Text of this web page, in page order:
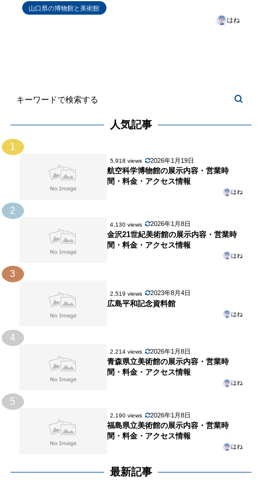
山口県の博物館と美術館
はね
人気記事
1
5,918 views 2026年1月19日
航空科学博物館の展示内容・営業時
間・料金・アクセス情報
はね
2
4,130 views 2026年1月8日
金沢21世紀美術館の展示内容・営業時
間・料金・アクセス情報
はね
3
2,519 views 2023年8月4日
広島平和記念資料館
はね
4
2,214 views 2026年1月8日
青森県立美術館の展示内容・営業時
間・料金・アクセス情報
はね
5
2,190 views 2026年1月8日
福島県立美術館の展示内容・営業時
間・料金・アクセス情報
はね
最新記事